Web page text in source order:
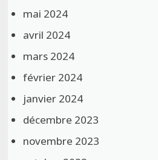
mai 2024
avril 2024
mars 2024
février 2024
janvier 2024
décembre 2023
novembre 2023